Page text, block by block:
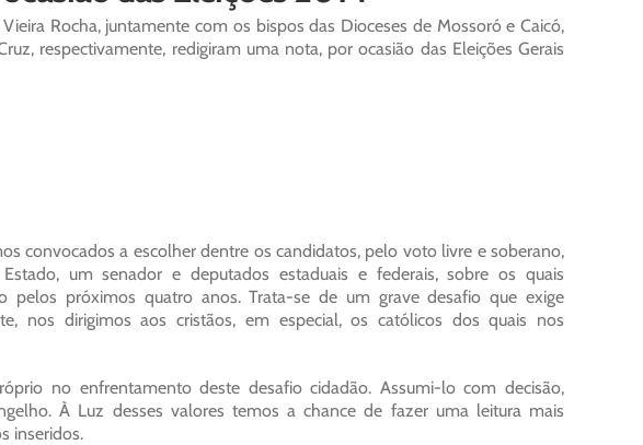
Rocha, juntamente com os bispos das Dioceses de Mossoró e Caicó,
respectivamente, redigiram uma nota, por ocasião das Eleições Gerais
convocados a escolher dentre os candidatos, pelo voto livre e soberano,
um senador e deputados estaduais e federais, sobre os quais
pelos próximos quatro anos. Trata-se de um grave desafio que exige
nos dirigimos aos cristãos, em especial, os católicos dos quais nos
no enfrentamento deste desafio cidadão. Assumi-lo com decisão,
À Luz desses valores temos a chance de fazer uma leitura mais
inseridos.